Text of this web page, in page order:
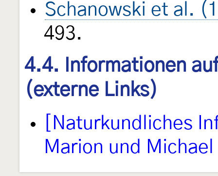
Schanowski et al.
493.
4.4. Informationen
(externe Links)
[Naturkundliches
Marion und